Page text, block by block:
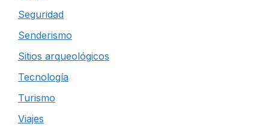
Seguridad
Senderismo
Sitios arqueológicos
Tecnología
Turismo
Viajes